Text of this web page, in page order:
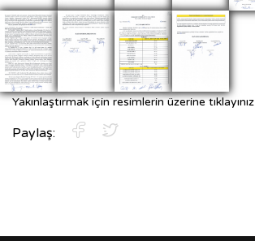
Yakınlaştırmak için resimlerin üzerine tıklayınız
Paylaş: